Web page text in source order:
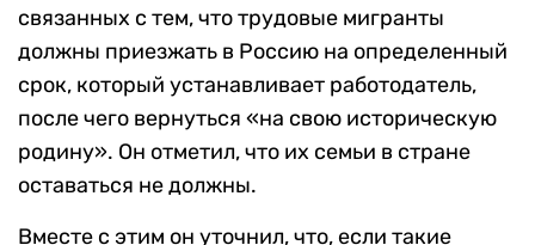
связанных с тем, что трудовые мигранты
должны приезжать в Россию на определенный
срок, который устанавливает работодатель,
после чего вернуться «на свою историческую
родину». Он отметил, что их семьи в стране
оставаться не должны.
Вместе с этим он уточнил, что, если такие